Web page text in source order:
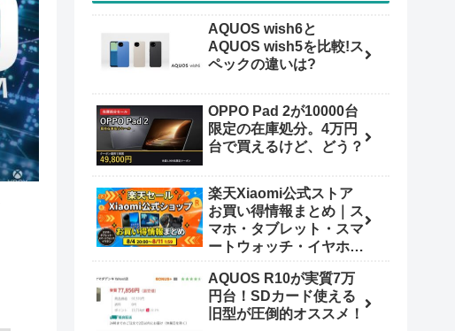
AQUOS wish6と
AQUOS wish5を比較!ス
ペックの違いは?
OPPO Pad 2が10000台
限定の在庫処分。4万円
台で買えるけど、どう？
楽天Xiaomi公式ストア
お買い得情報まとめ｜ス
マホ・タブレット・スマ
ートウォッチ・イヤホン
1:59）
AQUOS R10が実質7万
円台！SDカード使える
旧型が圧倒的オススメ！